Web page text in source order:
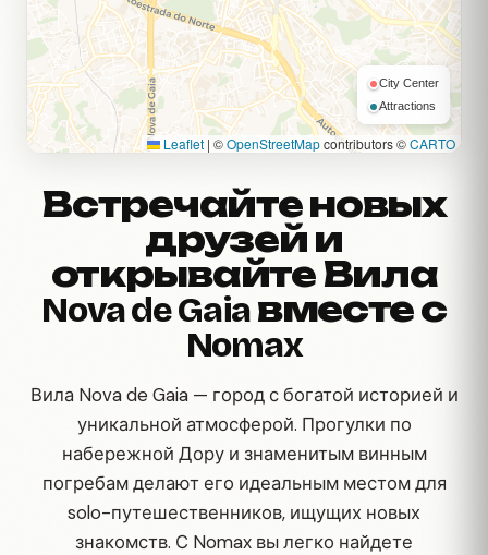
Встречайте новых
друзей и
открывайте Вила
Nova de Gaia вместе с
Nomax
Вила Nova de Gaia — город с богатой историей и
уникальной атмосферой. Прогулки по
набережной Дору и знаменитым винным
погребам делают его идеальным местом для
solo-путешественников, ищущих новых
знакомств. С Nomax вы легко найдете
City Center
Attractions
Leaflet | ©OpenStreetMapcontributors ©CARTO